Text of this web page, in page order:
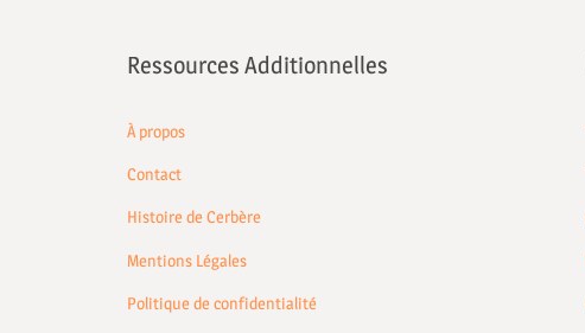
Ressources Additionnelles
À propos
Contact
Histoire de Cerbère
Mentions Légales
Politique de confidentialité